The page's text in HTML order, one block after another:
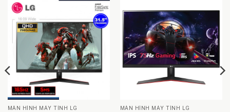
MÀN HÌNH MÁY TÍNH LG MÀN HÌNH MÁY TÍNH LG